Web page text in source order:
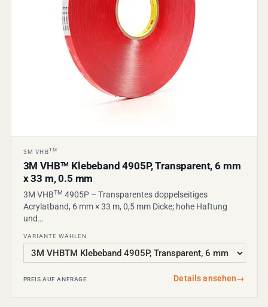
3M VHBTM
3M VHBTM Klebeband 4905P, Transparent, 6 mm
x 33 m, 0.5 mm
3M VHBTM 4905P – Transparentes doppelseitiges
Acrylatband, 6 mm × 33 m, 0,5 mm Dicke; hohe Haftung
und…
VARIANTE WÄHLEN
PREIS AUF ANFRAGE Details ansehen→